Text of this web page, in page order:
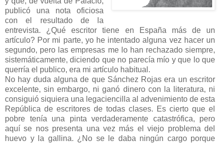
publicó una nota oficiosa
con el resultado de la
entrevista. ¿Qué escritor tiene en España más de un
artículo? Por mi parte, yo he intentado alguna vez hacer un
segundo, pero las empresas me lo han rechazado siempre,
sistemáticamente, diciendo que no parecía mío y que lo que
querría el publico, era mi artículo habitual.
No hay duda alguna de que Sánchez Rojas era un escritor
excelente, sin embargo, ni ganó dinero con la literatura, ni
consiguió siquiera una legaciencilla al advenimiento de esta
República de escritores de todas clases. Es cierto que el
pobre tenía una pinta verdaderamente catastrófica, pero
aquí se nos presenta una vez más el viejo problema del
huevo y la gallina. ¿No se le daba ningún cargo porque